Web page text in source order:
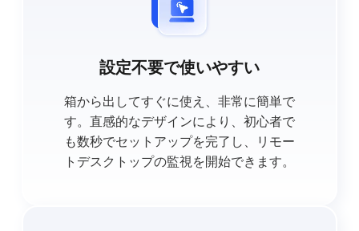
設定不要で使いやすい
箱から出してすぐに使え、非常に簡単で
す。直感的なデザインにより、初心者で
も数秒でセットアップを完了し、リモー
トデスクトップの監視を開始できます。